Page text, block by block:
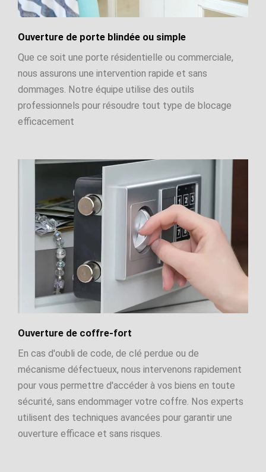
Ouverture de porte blindée ou simple
Que ce soit une porte résidentielle ou commerciale,
nous assurons une intervention rapide et sans
dommages. Notre équipe utilise des outils
professionnels pour résoudre tout type de blocage
efficacement
Ouverture de coffre-fort
En cas d'oubli de code, de clé perdue ou de
mécanisme défectueux, nous intervenons rapidement
pour vous permettre d'accéder à vos biens en toute
sécurité, sans endommager votre coffre. Nos experts
utilisent des techniques avancées pour garantir une
ouverture efficace et sans risques.